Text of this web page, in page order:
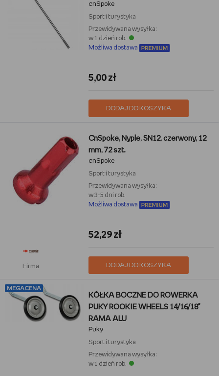
cnSpoke
Sport i turystyka
Przewidywana wysyłka:
w 1 dzień rob.
Możliwa dostawa
5,00 zł
DODAJ DO KOSZYKA
Firma
CnSpoke, Nyple, SN12, czerwony, 12
mm, 72 szt.
cnSpoke
Sport i turystyka
Przewidywana wysyłka:
w 3-5 dni rob.
Możliwa dostawa
52,29 zł
DODAJ DO KOSZYKA
MEGACENA
KÓŁKA BOCZNE DO ROWERKA
PUKY ROOKIE WHEELS 14/16/18"
RAMA ALU
Puky
Sport i turystyka
Przewidywana wysyłka:
w 1 dzień rob.